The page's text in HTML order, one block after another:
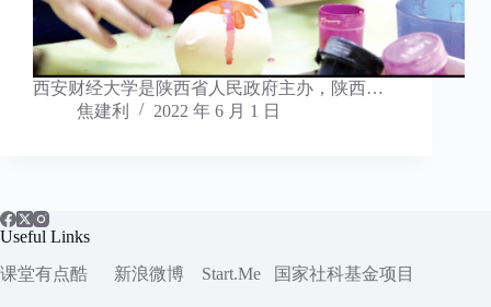
西安财经大学是陕西省人民政府主办，陕西…
焦建利
2022 年 6 月 1 日
Useful Links
课堂有点酷
新浪微博 Start.Me 国家社科基金项目